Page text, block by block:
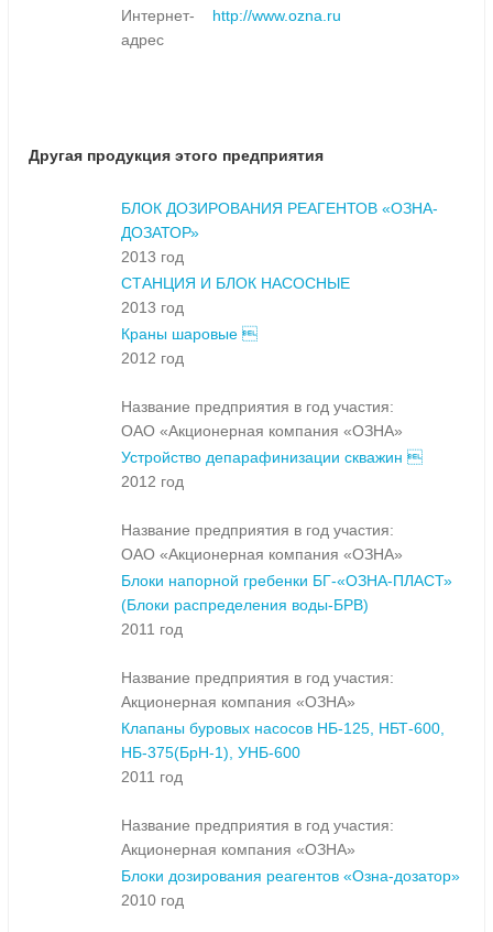
Интернет-
адрес
http://www.ozna.ru
Другая продукция этого предприятия
БЛОК ДОЗИРОВАНИЯ РЕАГЕНТОВ «ОЗНА-
ДОЗАТОР»
2013 год
СТАНЦИЯ И БЛОК НАСОСНЫЕ
2013 год
Краны шаровые 
2012 год
Название предприятия в год участия:
ОАО «Акционерная компания «ОЗНА»
Устройство депарафинизации скважин 
2012 год
Название предприятия в год участия:
ОАО «Акционерная компания «ОЗНА»
Блоки напорной гребенки БГ-«ОЗНА-ПЛАСТ»
(Блоки распределения воды-БРВ)
2011 год
Название предприятия в год участия:
Акционерная компания «ОЗНА»
Клапаны буровых насосов НБ-125, НБТ-600,
НБ-375(БрН-1), УНБ-600
2011 год
Название предприятия в год участия:
Акционерная компания «ОЗНА»
Блоки дозирования реагентов «Озна-дозатор»
2010 год